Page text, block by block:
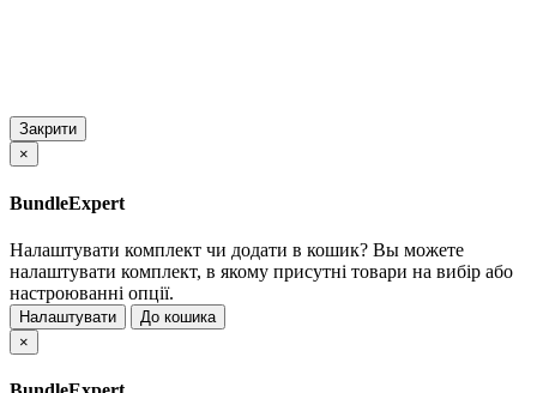
Закрити
×
BundleExpert
Налаштувати комплект чи додати в кошик? Вы можете
налаштувати комплект, в якому присутні товари на вибір або
настроюванні опції.
Налаштувати
До кошика
×